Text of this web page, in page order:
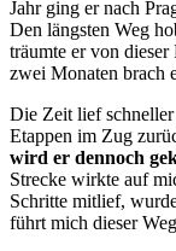
Jahr ging er nach
Den längsten Weg
träumte er von dieser
zwei Monaten brach
Die Zeit lief schneller
Etappen im Zug
wird er dennoch
Strecke wirkte auf
Schritte mitlief,
führt mich dieser